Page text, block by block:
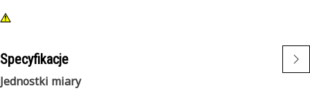
Cechy:
nasadki
• Popularne nasadki dwunastokątne w skali metrycznej od
8 do 24
Specyfikacje
Jednostki miary